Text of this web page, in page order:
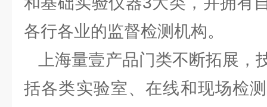
各行各业的监督检测机构。
上海量壹产品门类不断拓展，
括各类实验室、在线和现场检